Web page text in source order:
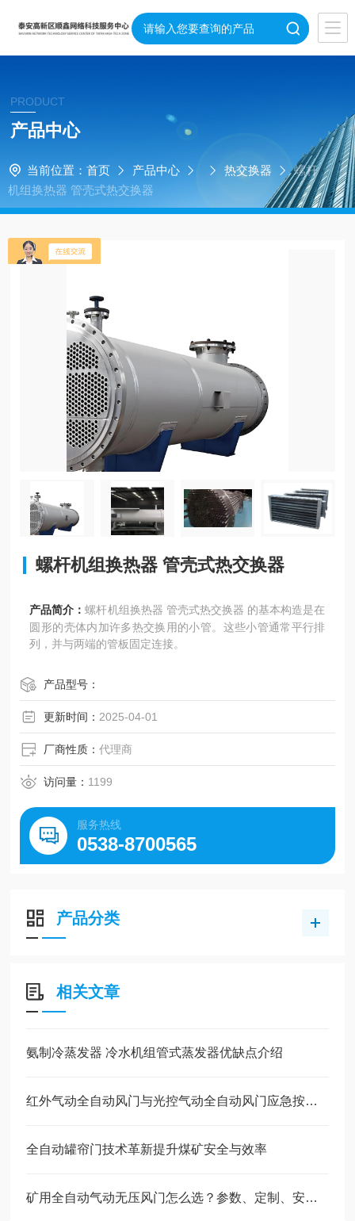
PRODUCT
产品中心
当前位置： 首页 产品中心 热交换器
螺杆
机组换热器 管壳式热交换器
螺杆机组换热器 管壳式热交换器
产品简介：螺杆机组换热器 管壳式热交换器 的基本构造是在
圆形的壳体内加许多热交换用的小管。这些小管通常平行排
列，并与两端的管板固定连接。
产品型号：
更新时间： 2025-04-01
厂商性质：代理商
访问量： 1199
服务热线
0538-8700565
产品分类
相关文章
氨制冷蒸发器 冷水机组管式蒸发器优缺点介绍
红外气动全自动风门与光控气动全自动风门应急按钮的作用
全自动罐帘门技术革新提升煤矿安全与效率
矿用全自动气动无压风门怎么选？参数、定制、安装运维一站式讲解